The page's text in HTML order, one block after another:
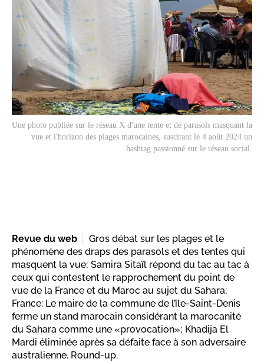
Une photo publiée sur le réseau X d'une tente et de parasols masquant la
vue et l'horizon des plages marocaines, suscitant le 4 août 2024 un
hashtag passionné sur le réseau social.
Revue du web
Gros débat sur les plages et le
phénomène des draps des parasols et des tentes qui
masquent la vue; Samira Sitaïl répond du tac au tac à
ceux qui contestent le rapprochement du point de
vue de la France et du Maroc au sujet du Sahara;
France: Le maire de la commune de l’île-Saint-Denis
ferme un stand marocain considérant la marocanité
du Sahara comme une «provocation»; Khadija El
Mardi éliminée après sa défaite face à son adversaire
australienne. Round-up.